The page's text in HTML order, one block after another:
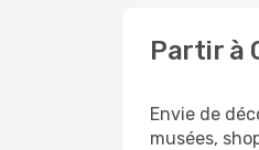
Partir à
Envie de
musées,